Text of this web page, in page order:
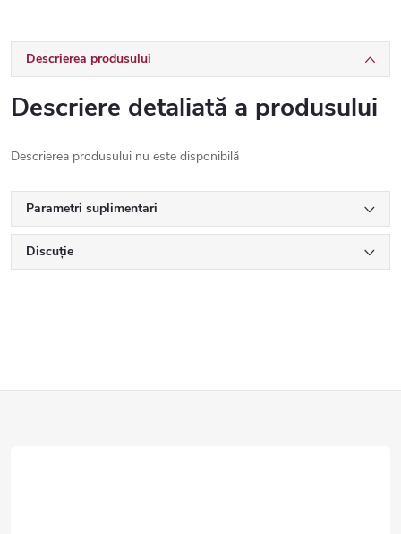
Descrierea produsului
Descriere detaliată a produsului
Descrierea produsului nu este disponibilă
Parametri suplimentari
Discuţie